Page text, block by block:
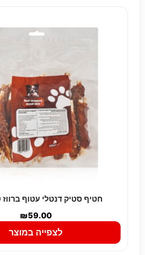
חטיף סטיק דנטלי עטוף ברווז 500 גרם
₪59.00
לצפייה במוצר